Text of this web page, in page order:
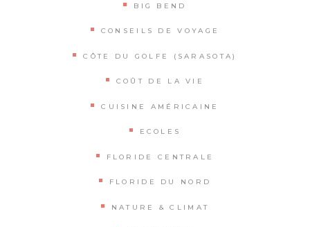
BIG BEND
CONSEILS DE VOYAGE
CÔTE DU GOLFE (SARASOTA)
COÛT DE LA VIE
CUISINE AMÉRICAINE
ECOLES
FLORIDE CENTRALE
FLORIDE DU NORD
NATURE & CLIMAT